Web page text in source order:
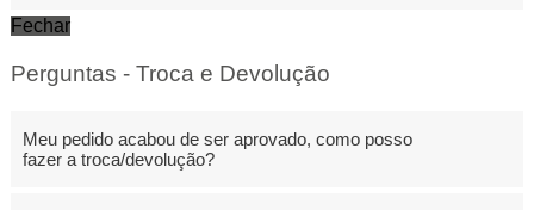
Fechar
Perguntas - Troca e Devolução
Meu pedido acabou de ser aprovado, como posso
fazer a troca/devolução?